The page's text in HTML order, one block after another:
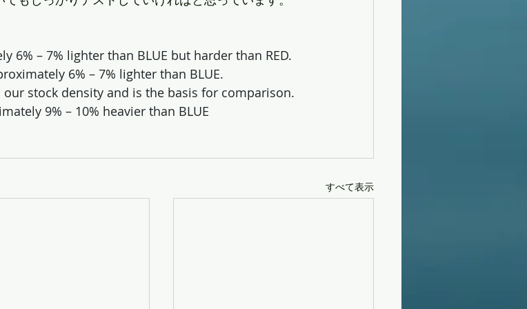
6% – 7% lighter than BLUE but harder than RED.
6% – 7% lighter than BLUE.
our stock density and is the basis for comparison.
9% – 10% heavier than BLUE
すべて表示